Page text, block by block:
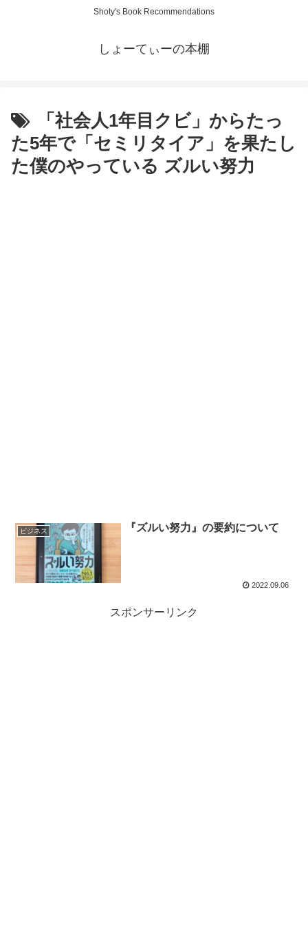
Shoty's Book Recommendations
しょーてぃーの本棚
「社会人1年目クビ」からたっ
た5年で「セミリタイア」を果たし
た僕のやっている ズルい努力
ビジネス 『ズルい努力』の要約について
2022.09.06
スポンサーリンク